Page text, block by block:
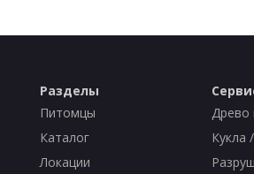
Разделы
Питомцы
Каталог
Локации
Древо
Кукла